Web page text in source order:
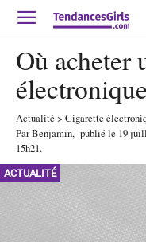
Où acheter
Actualité > Cigarette
ParBenjamin, publié le 19
15h21.
ACTUALITÉ